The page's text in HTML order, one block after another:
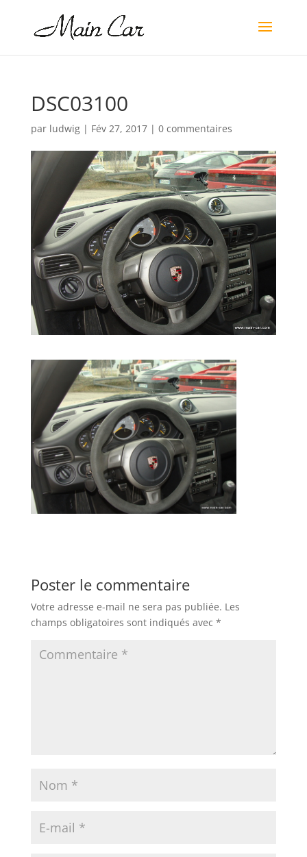
DSC03100
par ludwig| Fév 27, 2017| 0 commentaires
Poster le commentaire
Votre adresse e-mail ne sera pas publiée. Les
champs obligatoires sont indiqués avec *